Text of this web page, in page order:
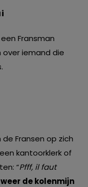
Fransman
iemand die
Fransen op zich
kantoorklerk of
“Pfff, il faut
de kolenmijn